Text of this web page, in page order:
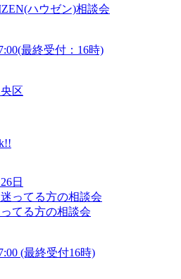
ハウゼン)相談会
最終受付：16時)
区
日
てる方の相談会
(最終受付16時)